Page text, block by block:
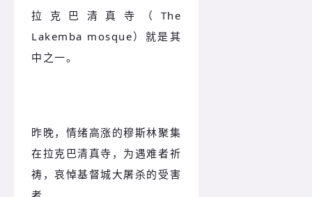
拉克巴清真寺（The
Lakemba mosque）就是其
中之一。
昨晚，情绪高涨的穆斯林聚集
在拉克巴清真寺，为遇难者祈
祷，哀悼基督城大屠杀的受害